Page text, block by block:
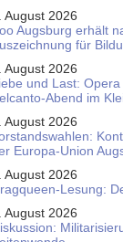
August 2026
Augsburg erhält
für
August 2026
und Last:
Abend im
August 2026
Europa-Union
August 2026
Lesung:
August 2026